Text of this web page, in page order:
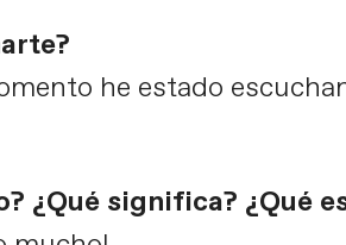
he estado
¿Qué significa? ¿Qué